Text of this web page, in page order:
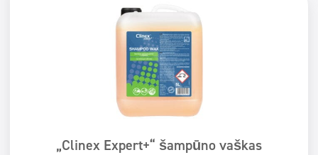
„Clinex Expert+“ šampūno vaškas